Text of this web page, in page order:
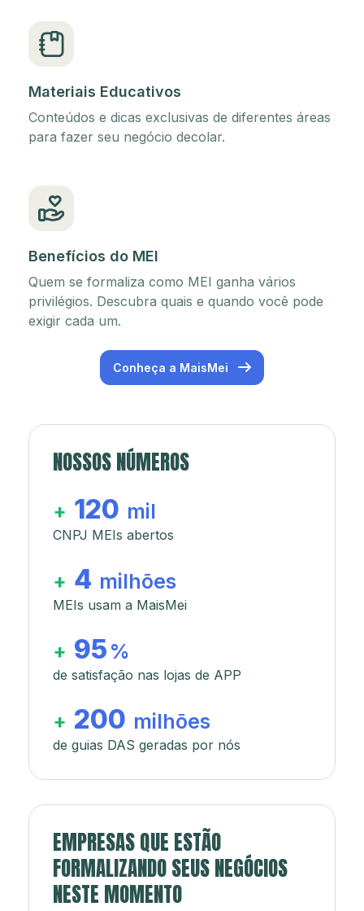
Materiais Educativos
Conteúdos e dicas exclusivas de diferentes áreas
para fazer seu negócio decolar.
Benefícios do MEI
Quem se formaliza como MEI ganha vários
privilégios. Descubra quais e quando você pode
exigir cada um.
Conheça a MaisMei
NOSSOS NÚMEROS
+ 120 mil
CNPJ MEIs abertos
+ 4 milhões
MEIs usam a MaisMei
+ 95 %
de satisfação nas lojas de APP
+ 200 milhões
de guias DAS geradas por nós
EMPRESAS QUE ESTÃO
FORMALIZANDO SEUS NEGÓCIOS
NESTE MOMENTO